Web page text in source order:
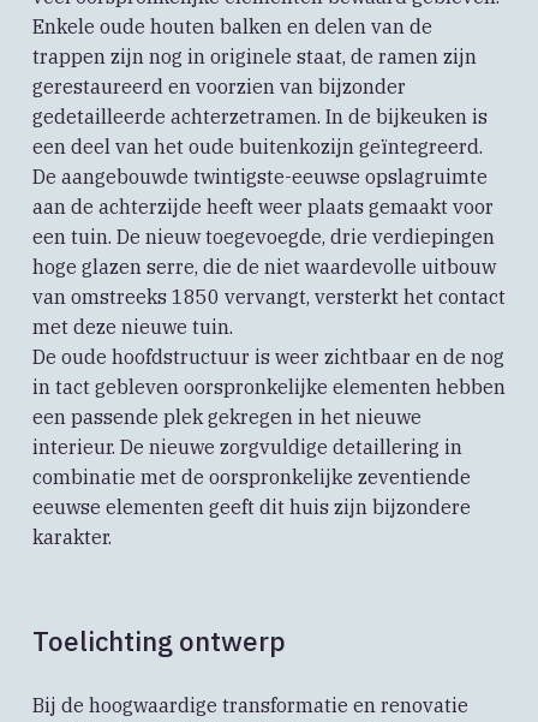
Enkele oude houten balken en delen van de
trappen zijn nog in originele staat, de ramen zijn
gerestaureerd en voorzien van bijzonder
gedetailleerde achterzetramen. In de bijkeuken is
een deel van het oude buitenkozijn geïntegreerd.
De aangebouwde twintigste-eeuwse opslagruimte
aan de achterzijde heeft weer plaats gemaakt voor
een tuin. De nieuw toegevoegde, drie verdiepingen
hoge glazen serre, die de niet waardevolle uitbouw
van omstreeks 1850 vervangt, versterkt het contact
met deze nieuwe tuin.
De oude hoofdstructuur is weer zichtbaar en de nog
in tact gebleven oorspronkelijke elementen hebben
een passende plek gekregen in het nieuwe
interieur. De nieuwe zorgvuldige detaillering in
combinatie met de oorspronkelijke zeventiende
eeuwse elementen geeft dit huis zijn bijzondere
karakter.
Toelichting ontwerp
Bij de hoogwaardige transformatie en renovatie